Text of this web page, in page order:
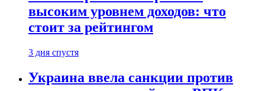
высоким уровнем доходов: что
стоит за рейтингом
3 дня спустя
Украина ввела санкции против